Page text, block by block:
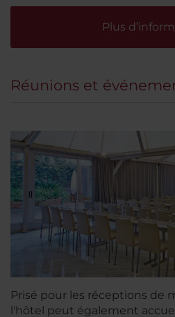
Plus
Réunions et
Prisé pour les réceptions de
l'hôtel peut également